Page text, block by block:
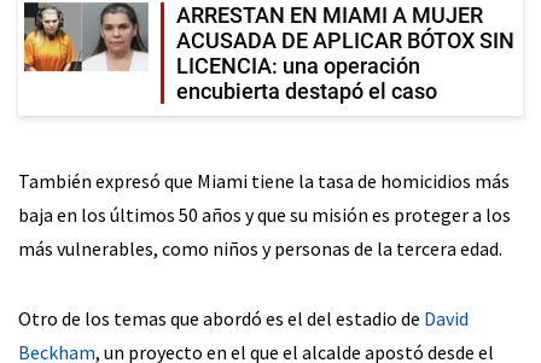
ARRESTAN EN MIAMI A MUJER
ACUSADA DE APLICAR BÓTOX SIN
LICENCIA: una operación
encubierta destapó el caso
También expresó que Miami tiene la tasa de homicidios más
baja en los últimos 50 años y que su misión es proteger a los
más vulnerables, como niños y personas de la tercera edad.
Otro de los temas que abordó es el del estadio de David
Beckham, un proyecto en el que el alcalde apostó desde el